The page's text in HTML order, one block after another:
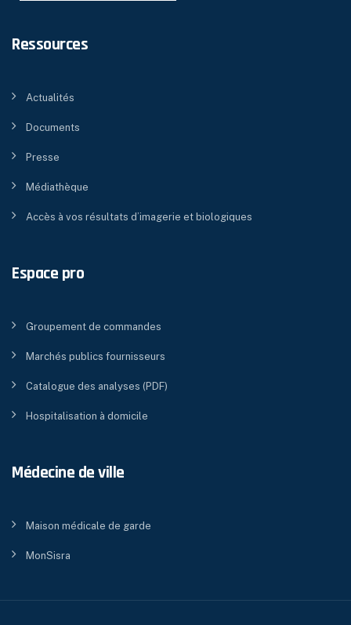
Ressources
Actualités
Documents
Presse
Médiathèque
Accès à vos résultats d’imagerie et biologiques
Espace pro
Groupement de commandes
Marchés publics fournisseurs
Catalogue des analyses (PDF)
Hospitalisation à domicile
Médecine de ville
Maison médicale de garde
MonSisra